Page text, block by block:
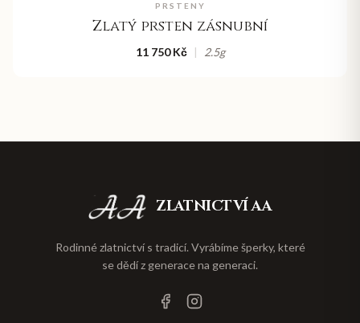
PRSTENY
Zlatý prsten zásnubní
11 750 Kč | 2.5g
ZLATNICTVÍ AA
Rodinné zlatnictví s tradicí. Vyrábíme šperky, které
se dědí z generace na generaci.